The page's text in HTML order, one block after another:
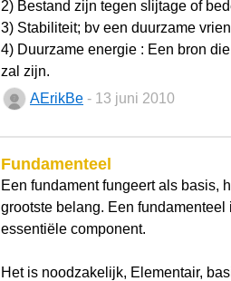
2) Bestand zijn tegen slijtage of
3) Stabiliteit; bv een duurzame
4) Duurzame energie : Een bron
zal zijn.
AErikBe - 13 juni 2010
Fundamenteel
Een fundament fungeert als basis,
grootste belang. Een fundamenteel
essentiële component.
Het is noodzakelijk, Elementair,